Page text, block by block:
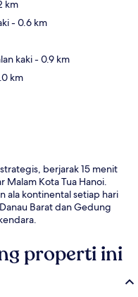
km
- 0.6 km
kaki- 0.9 km
km
berjarak 15 menit
Malam Kota Tua Hanoi.
ala kontinental setiap hari
Barat dan Gedung
properti ini